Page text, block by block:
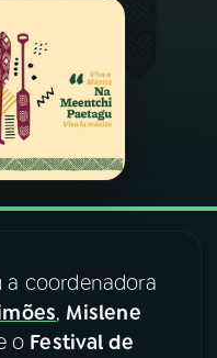
coordenadora
, Mislene
o Festival de